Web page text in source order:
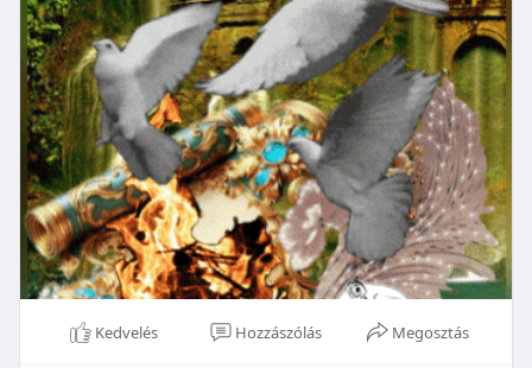
Kedvelés Hozzászólás Megosztás